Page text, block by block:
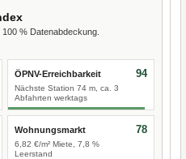
% Datenabdeckung.
ÖPNV-Erreichbarkeit
Nächste Station 74 m, ca. 3
Abfahrten werktags
94
Wohnungsmarkt
6,82 €/m² Miete, 7,8 %
Leerstand
78